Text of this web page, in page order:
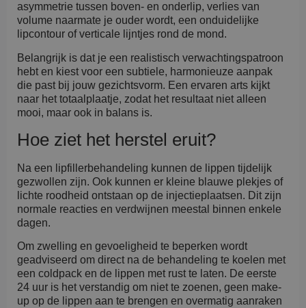
asymmetrie tussen boven- en onderlip, verlies van
volume naarmate je ouder wordt, een onduidelijke
lipcontour of verticale lijntjes rond de mond.
Belangrijk is dat je een realistisch verwachtingspatroon
hebt en kiest voor een subtiele, harmonieuze aanpak
die past bij jouw gezichtsvorm. Een ervaren arts kijkt
naar het totaalplaatje, zodat het resultaat niet alleen
mooi, maar ook in balans is.
Hoe ziet het herstel eruit?
Na een lipfillerbehandeling kunnen de lippen tijdelijk
gezwollen zijn. Ook kunnen er kleine blauwe plekjes of
lichte roodheid ontstaan op de injectieplaatsen. Dit zijn
normale reacties en verdwijnen meestal binnen enkele
dagen.
Om zwelling en gevoeligheid te beperken wordt
geadviseerd om direct na de behandeling te koelen met
een coldpack en de lippen met rust te laten. De eerste
24 uur is het verstandig om niet te zoenen, geen make-
up op de lippen aan te brengen en overmatig aanraken